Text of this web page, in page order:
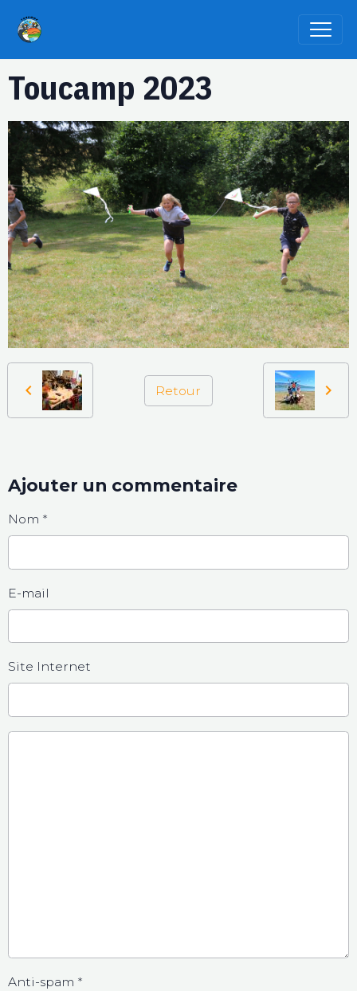
Toucamp 2023
Retour
Ajouter un commentaire
Nom
E-mail
Site Internet
Anti-spam